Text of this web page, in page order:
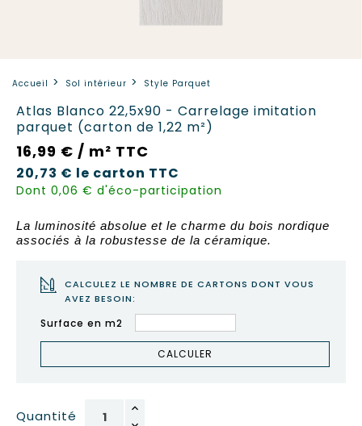
Accueil Sol intérieur Style Parquet
Atlas Blanco 22,5x90 - Carrelage imitation
parquet (carton de 1,22 m²)
16,99 € / m² TTC
20,73 € le carton TTC
Dont 0,06 € d'éco-participation
La luminosité absolue et le charme du bois nordique
associés à la robustesse de la céramique.
CALCULEZ LE NOMBRE DE CARTONS DONT VOUS
AVEZ BESOIN:
Surface en m2
CALCULER
Quantité